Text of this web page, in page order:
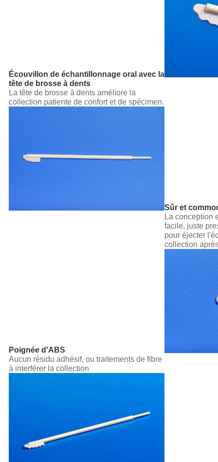
Écouvillon de échantillonnage oral avec la
tête de brosse à dents
La tête de brosse à dents améliore la
collection patiente de confort et de spécimen.
Sûr et
La conception
facile, juste
pour éjecter
collection
Poignée d'ABS
Aucun résidu adhésif, ou traitements de fibre
à interférer la collection